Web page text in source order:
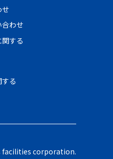
わせ
する
る
facilities corporation.